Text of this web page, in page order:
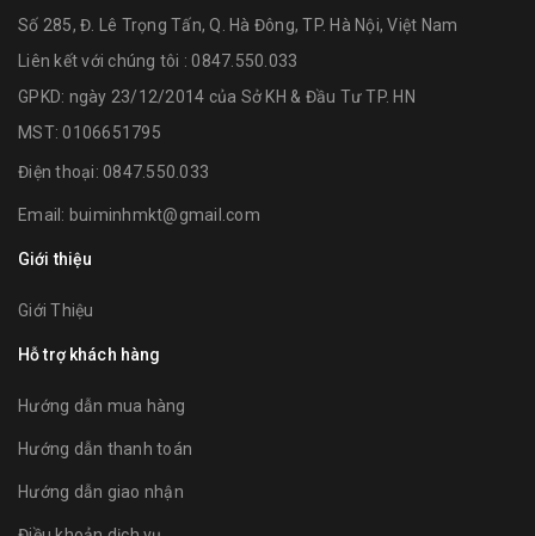
Số 285, Đ. Lê Trọng Tấn, Q. Hà Đông, TP. Hà Nội, Việt Nam
Liên kết với chúng tôi : 0847.550.033
GPKD: ngày 23/12/2014 của Sở KH & Đầu Tư TP. HN
MST: 0106651795
Điện thoại: 0847.550.033
Email: buiminhmkt@gmail.com
Giới thiệu
Giới Thiệu
Hỗ trợ khách hàng
Hướng dẫn mua hàng
Hướng dẫn thanh toán
Hướng dẫn giao nhận